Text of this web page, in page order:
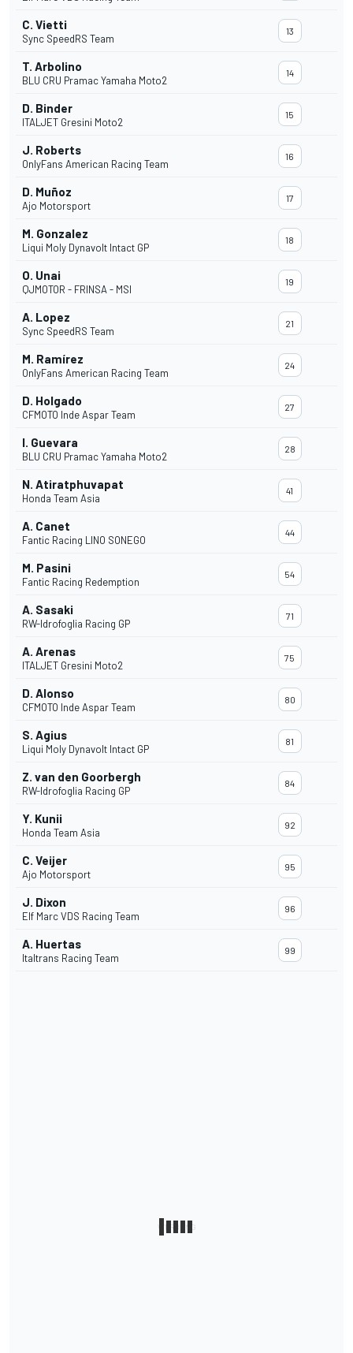
C. Vietti
Sync SpeedRS Team
13
T. Arbolino
BLU CRU Pramac Yamaha Moto2
14
D. Binder
ITALJET Gresini Moto2
15
J. Roberts
OnlyFans American Racing Team
16
D. Muñoz
Ajo Motorsport
17
M. Gonzalez
Liqui Moly Dynavolt Intact GP
18
O. Unai
QJMOTOR - FRINSA - MSI
19
A. Lopez
Sync SpeedRS Team
21
M. Ramírez
OnlyFans American Racing Team
24
D. Holgado
CFMOTO Inde Aspar Team
27
I. Guevara
BLU CRU Pramac Yamaha Moto2
28
N. Atiratphuvapat
Honda Team Asia
41
A. Canet
Fantic Racing LINO SONEGO
44
M. Pasini
Fantic Racing Redemption
54
A. Sasaki
RW-Idrofoglia Racing GP
71
A. Arenas
ITALJET Gresini Moto2
75
D. Alonso
CFMOTO Inde Aspar Team
80
S. Agius
Liqui Moly Dynavolt Intact GP
81
Z. van den Goorbergh
RW-Idrofoglia Racing GP
84
Y. Kunii
Honda Team Asia
92
C. Veijer
Ajo Motorsport
95
J. Dixon
Elf Marc VDS Racing Team
96
A. Huertas
Italtrans Racing Team
99